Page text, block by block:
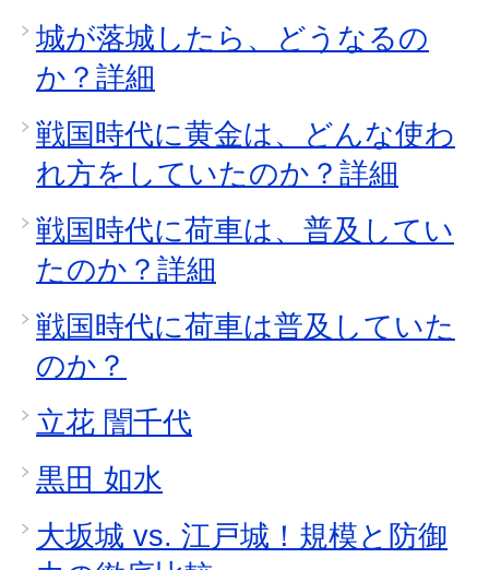
城が落城したら、どうなるの
か？詳細
戦国時代に黄金は、どんな使わ
れ方をしていたのか？詳細
戦国時代に荷車は、普及してい
たのか？詳細
戦国時代に荷車は普及していた
のか？
立花 誾千代
黒田 如水
大坂城 vs. 江戸城！規模と防御